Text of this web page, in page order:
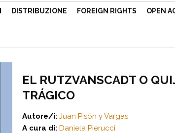
DISTRIBUZIONE FOREIGN RIGHTS OPEN
EL RUTZVANSCADT O
TRÁGICO
Autore/i: Juan Pisón y Vargas
A cura di: Daniela Pierucci